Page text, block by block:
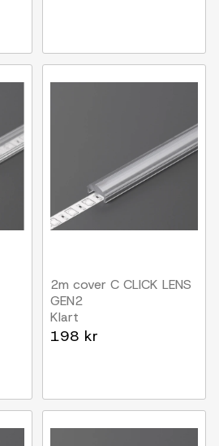
2m cover C CLICK LENS
GEN2
Klart
198 kr